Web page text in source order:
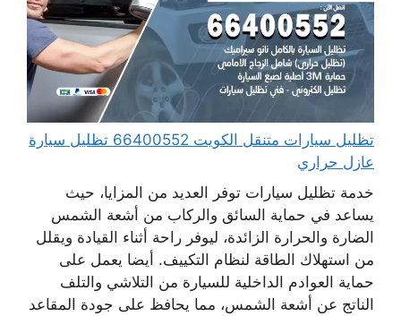
تظليل سيارات متنقل الكويت 66400552 تظليل سيارة
عازل حراري
خدمة تظليل سيارات توفر العديد من المزايا، حيث
يساعد في حماية السائق والركاب من أشعة الشمس
الضارة والحرارة الزائدة، ليوفر راحة أثناء القيادة ويقلل
من استهلاك الطاقة لنظام التكييف. أيضا يعمل على
حماية العوادم الداخلية للسيارة من التلاشي والتلف
الناتج عن أشعة الشمس، مما يحافظ على جودة المقاعد